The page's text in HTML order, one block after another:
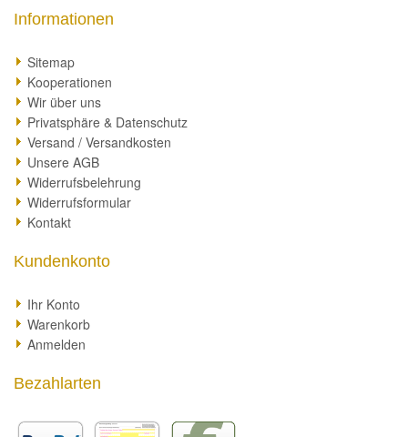
Informationen
Sitemap
Kooperationen
Wir über uns
Privatsphäre & Datenschutz
Versand / Versandkosten
Unsere AGB
Widerrufsbelehrung
Widerrufsformular
Kontakt
Kundenkonto
Ihr Konto
Warenkorb
Anmelden
Bezahlarten